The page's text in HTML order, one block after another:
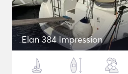
Elan 384 Impression